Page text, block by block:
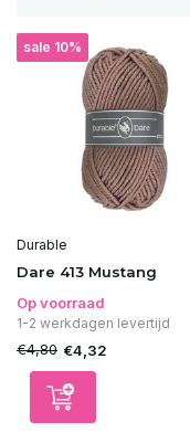
sale 10%
Durable
Dare 413 Mustang
Op voorraad
1-2 werkdagen levertijd
€4,80 €4,32